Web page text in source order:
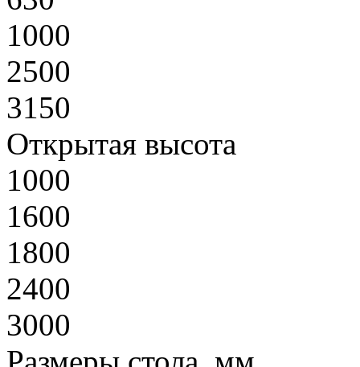
1000
2500
3150
Открытая высота
1000
1600
1800
2400
3000